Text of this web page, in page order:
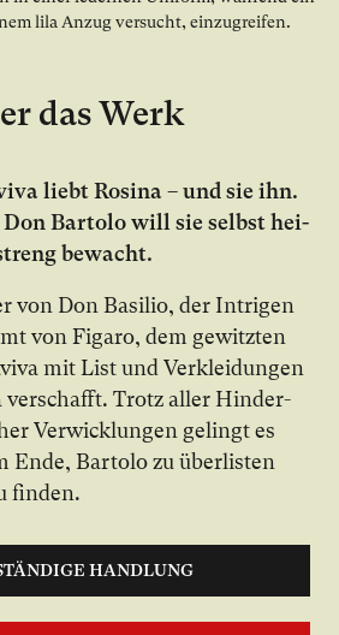
das Werk
liebt Rosina – und sie ihn.
Bartolo will sie selbst hei­
be­wacht.
von Don Basilio, der In­tri­gen
von Figaro, dem ge­witz­ten
mit List und Ver­klei­dun­gen
ver­schafft. Trotz al­ler Hin­der­
Ver­wick­lun­gen ge­lingt es
En­de, Bartolo zu über­lis­ten
fin­den.
HANDLUNG